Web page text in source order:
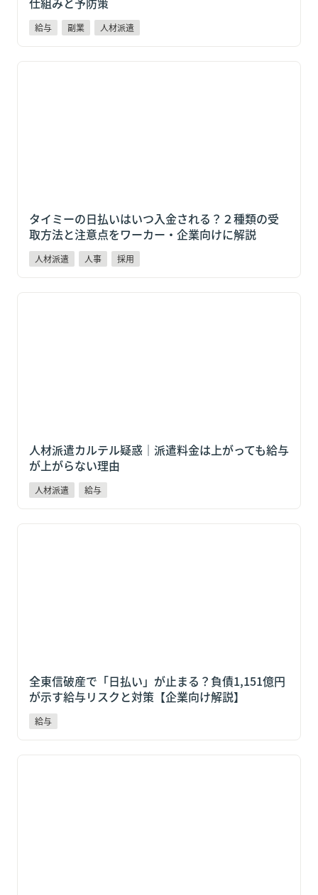
給与 副業 人材派遣
タイミーの日払いはいつ入金される？２種類の受取方
タイミーの日払いはいつ入金される？２種類の受
取方法と注意点をワーカー・企業向けに解説
人材派遣 人事 採用
人材派遣カルテル疑惑｜派遣料金は上がっても給与が上
人材派遣カルテル疑惑｜派遣料金は上がっても給与
が上がらない理由
人材派遣 給与
全東信破産で「日払い」が止まる？負債1,151億円が示
全東信破産で「日払い」が止まる？負債1,151億円
が示す給与リスクと対策【企業向け解説】
給与
ヤマト運輸・物流大手4社が本格活用！スポットワーク